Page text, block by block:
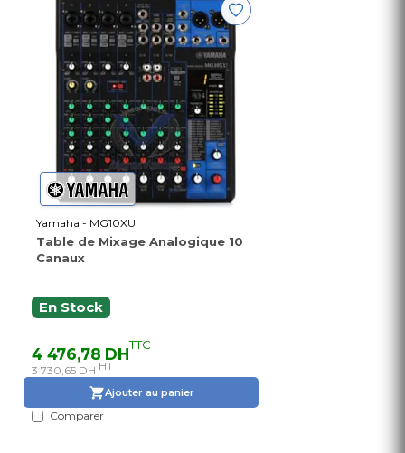
Yamaha - MG10XU
Table de Mixage Analogique 10
Canaux
En Stock
4 476,78 DHTTC
3 730,65 DH HT
Ajouter au panier
Comparer